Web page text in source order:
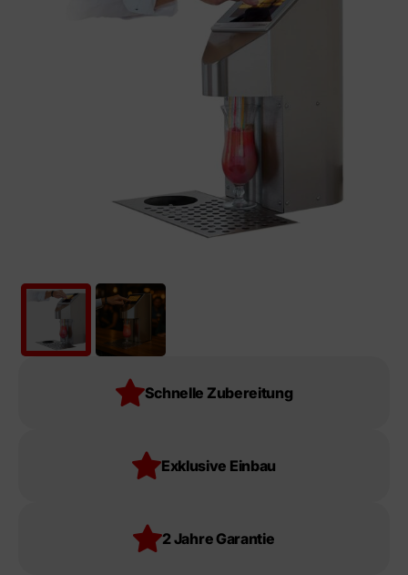
TEST NOW
Schnelle Zubereitung
Exklusive Einbau
2 Jahre Garantie